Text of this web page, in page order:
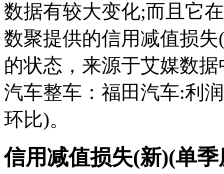
数据有较大变化;而且它
数聚提供的信用减值损
的状态，来源于艾媒数
汽车整车：福田汽车:利
环比)。
信用减值损失(新)(单